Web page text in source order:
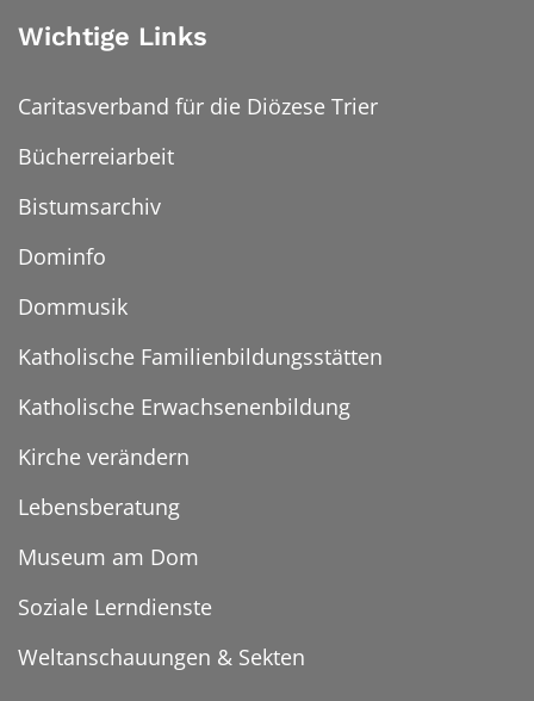
Wichtige Links
Caritasverband für die Diözese Trier
Bücherreiarbeit
Bistumsarchiv
Dominfo
Dommusik
Katholische Familienbildungsstätten
Katholische Erwachsenenbildung
Kirche verändern
Lebensberatung
Museum am Dom
Soziale Lerndienste
Weltanschauungen & Sekten